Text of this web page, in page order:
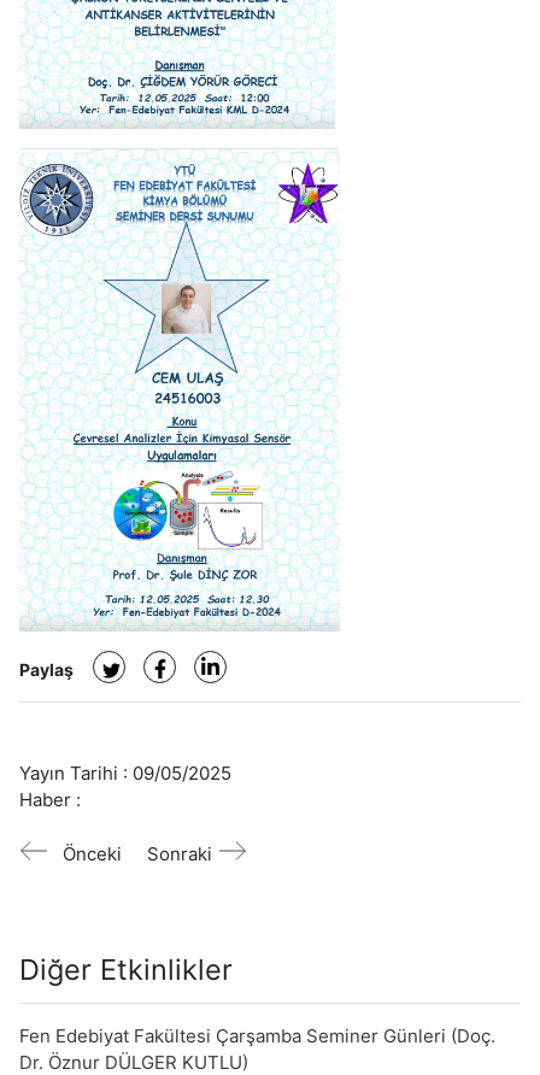
Paylaş
Yayın Tarihi : 09/05/2025
Haber :
Önceki Sonraki
Diğer Etkinlikler
Fen Edebiyat Fakültesi Çarşamba Seminer Günleri (Doç.
Dr. Öznur DÜLGER KUTLU)